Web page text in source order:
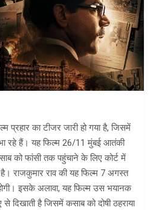
प्रहार का टीजर जारी हो गया है, जिसमें
रहे हैं। यह फिल्म 26/11 मुंबई आतंकी
को फांसी तक पहुंचाने के लिए कोर्ट में
है। राजकुमार राव की यह फिल्म 7 अगस्त
इसके अलावा, यह फिल्म उस भयानक
है जिसमें कसाब को दोषी ठहराया